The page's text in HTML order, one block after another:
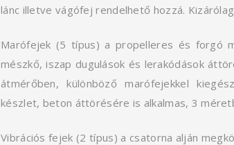
lánc illetve vágófej rendelhető hozzá.
Marófejek (5 típus) a propelleres és forgó
mészkő, iszap dugulások és lerakódások
átmérőben, különböző marófejekkel
készlet, beton áttörésére is alkalmas, 3
Vibrációs fejek (2 típus) a csatorna alján